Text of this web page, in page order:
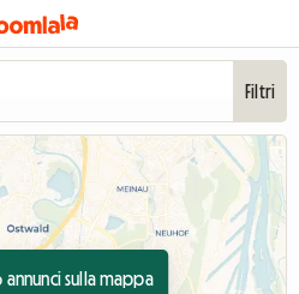
Filtri
annunci sulla mappa